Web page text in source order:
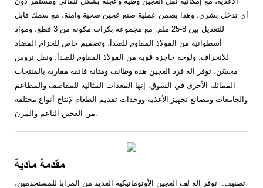
أي تدخل بشري. وهذا يضمن عملية صنع عجين صحية وآمنة، مع سمك قابل
للتعديل بين 8-25 ملم. مع مجموعة بكرات مكونة من 3 قطع، ومواد
أسطوانية من الفولاذ المقاوم للصدأ، وتصميم خاص للحزام المضاد
للانحراف، ولوحة حاجزة قوية من الفولاذ المقاوم للصدأ، ونقل تروس
محسّن، توفر آلة فرد العجين هذه وظائف ومتانة فائقة مقارنة بالمنتجات
المماثلة الأخرى في السوق. إنها المعدات المثالية للمقاصف والمطاعم
والجامعات ومصانع تجهيز الأغذية ووحدات تقديم الطعام لإنتاج أنواع مختلفة
من العجين الناعم والمرن.
مقدمة مادية
تصنيف: توفر آلة لف العجين الأوتوماتيكية العديد من المزايا للمستخدمين،